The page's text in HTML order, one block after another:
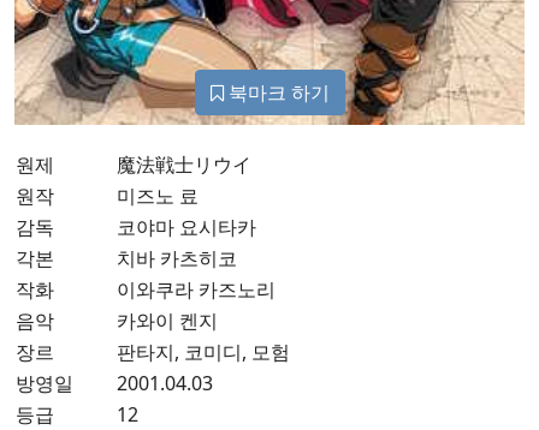
북마크 하기
원제
魔法戦士リウイ
원작
미즈노 료
감독
코야마 요시타카
각본
치바 카츠히코
작화
이와쿠라 카즈노리
음악
카와이 켄지
장르
판타지, 코미디, 모험
방영일
2001.04.03
등급
12